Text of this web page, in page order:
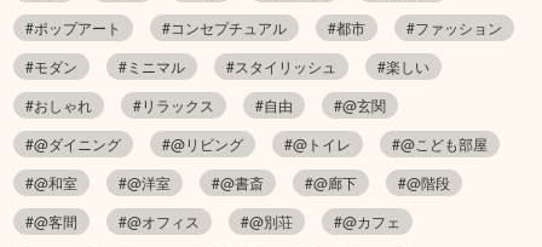
#ポップアート
#コンセプチュアル #都市
#ファッション
#モダン
#ミニマル #スタイリッシュ
#楽しい
#おしゃれ
#リラックス #自由
#@玄関
#@ダイニング
#@リビング #@トイレ
#@こども部屋
#@和室
#@洋室 #@書斎 #@廊下
#@階段
#@客間
#@オフィス #@別荘
#@カフェ